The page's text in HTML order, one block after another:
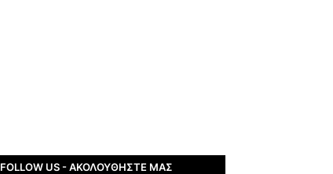
FOLLOW US - ΑΚΟΛΟΥΘΉΣΤΕ ΜΑΣ